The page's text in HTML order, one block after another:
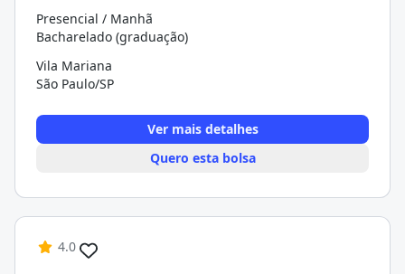
Presencial / Manhã
Bacharelado (graduação)
Vila Mariana
São Paulo/SP
Ver mais detalhes
Quero esta bolsa
4.0